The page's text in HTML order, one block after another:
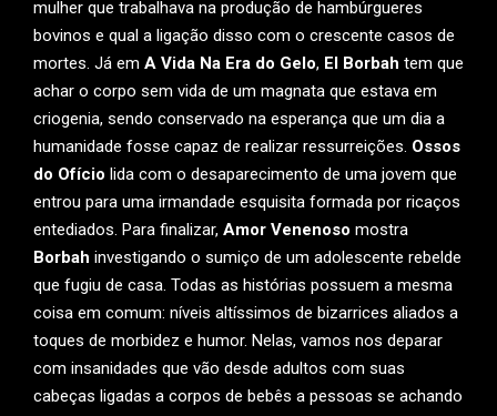
mulher que trabalhava na produção de hambúrgueres
bovinos e qual a ligação disso com o crescente casos de
mortes. Já em A Vida Na Era do Gelo, El Borbah tem que
achar o corpo sem vida de um magnata que estava em
criogenia, sendo conservado na esperança que um dia a
humanidade fosse capaz de realizar ressurreições. Ossos
do Ofício lida com o desaparecimento de uma jovem que
entrou para uma irmandade esquisita formada por ricaços
entediados. Para finalizar, Amor Venenoso mostra
Borbah investigando o sumiço de um adolescente rebelde
que fugiu de casa. Todas as histórias possuem a mesma
coisa em comum: níveis altíssimos de bizarrices aliados a
toques de morbidez e humor. Nelas, vamos nos deparar
com insanidades que vão desde adultos com suas
cabeças ligadas a corpos de bebês a pessoas se achando